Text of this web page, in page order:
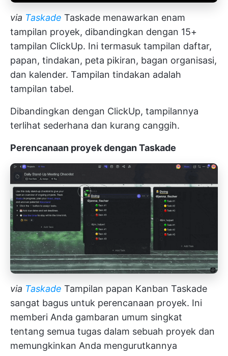
via Taskade Taskade menawarkan enam
tampilan proyek, dibandingkan dengan 15+
tampilan ClickUp. Ini termasuk tampilan daftar,
papan, tindakan, peta pikiran, bagan organisasi,
dan kalender. Tampilan tindakan adalah
tampilan tabel.
Dibandingkan dengan ClickUp, tampilannya
terlihat sederhana dan kurang canggih.
Perencanaan proyek dengan Taskade
via Taskade Tampilan papan Kanban Taskade
sangat bagus untuk perencanaan proyek. Ini
memberi Anda gambaran umum singkat
tentang semua tugas dalam sebuah proyek dan
memungkinkan Anda mengurutkannya